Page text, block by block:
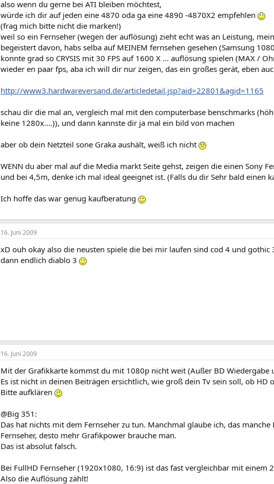
also wenn du gerne bei ATI bleiben möchtest,
würde ich dir auf jeden eine 4870 oda ga eine 4890 -4870X2 empfehlen
(frag mich bitte nicht die marken!)
weil so ein Fernseher (wegen der auflösung) zieht echt was an Leistung,
begeistert davon, habs selba auf MEINEM fernsehen gesehen (Samsung
konnte grad so CRYSIS mit 30 FPS auf 1600 X ... auflösung spielen (MAX /
wieder en paar fps, aba ich will dir nur zeigen, das ein großes gerät, eben
http://www3.hardwareversand.de/articledetail.jsp?aid=22801&agid=1165
schau dir die mal an, vergleich mal mit den computerbase benschmarks
keine 1280x....)), und dann kannste dir ja mal ein bild von machen
aber ob dein Netzteil sone Graka aushält, weiß ich nicht
WENN du aber mal auf die Media markt Seite gehst, zeigen die einen Sony
und bei 4,5m, denke ich mal ideal geeignet ist. (Falls du dir Sehr bald einen
Ich hoffe das war genug kaufberatung
16. Juni 2009
xD ouh okay also die neusten spiele die bei mir laufen sind cod 4 und gothic
dann endlich diablo 3
16. Juni 2009
Mit der Grafikkarte kommst du mit 1080p nicht weit (Außer BD Wiedergabe
Es ist nicht in deinen Beiträgen ersichtlich, wie groß dein Tv sein soll, ob HD
Bitte aufklären
@Big 351:
Das hat nichts mit dem Fernseher zu tun. Manchmal glaube ich, das
Fernseher, desto mehr Grafikpower brauche man.
Das ist absolut falsch.
Bei FullHD Fernseher (1920x1080, 16:9) ist das fast vergleichbar mit
Also die Auflösung zählt!